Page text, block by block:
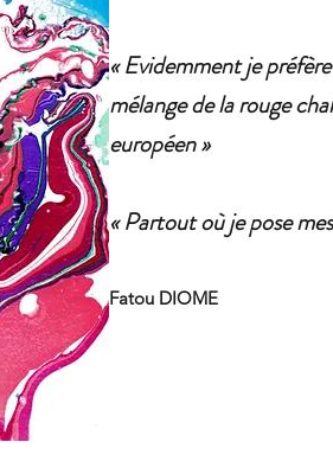
« Evidemment je
mélange de la rouge
européen »
« Partout où je pose
Fatou DIOME